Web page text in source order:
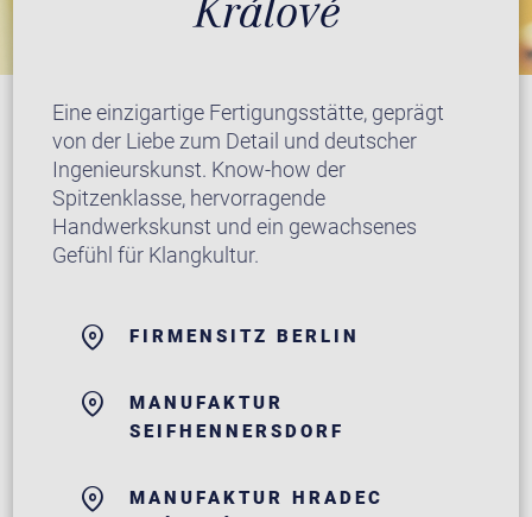
Králové
Eine einzigartige Fertigungsstätte, geprägt
von der Liebe zum Detail und deutscher
Ingenieurskunst. Know-how der
Spitzenklasse, hervorragende
Handwerkskunst und ein gewachsenes
Gefühl für Klangkultur.
FIRMENSITZ BERLIN
MANUFAKTUR
SEIFHENNERSDORF
MANUFAKTUR HRADEC